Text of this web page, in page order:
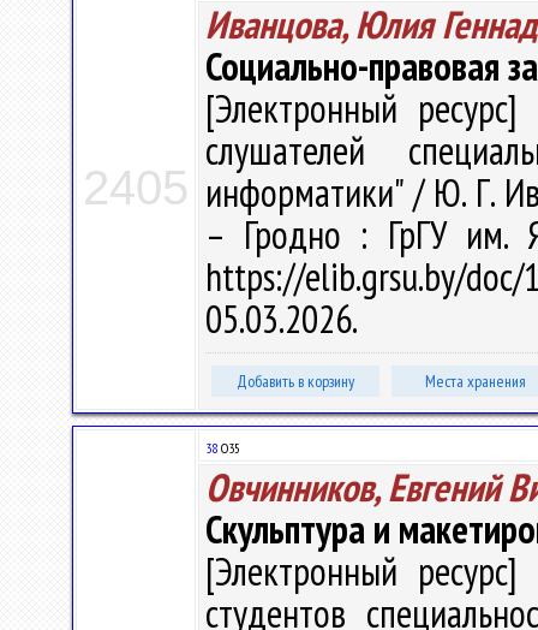
2405
Иванцова, Юлия
Социально-правовая
[Электронный
слушателей
информатики" / Ю. Г.
– Гродно : ГрГУ им.
https://elib.grsu.by/
05.03.2026.
Добавить в корзину Места хранения
38 О35
Овчинников, Евгений
Скульптура и
[Электронный
студентов